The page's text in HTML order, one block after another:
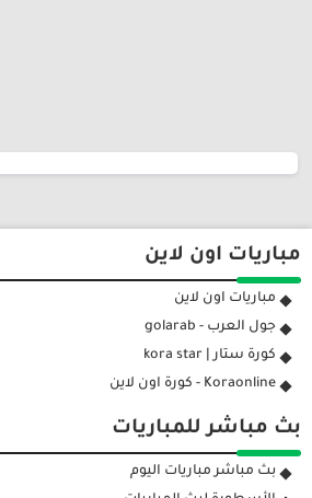
مباريات اون لاين
مباريات اون لاين
جول العرب - golarab
كورة ستار | kora star
Koraonline - كورة اون لاين
بث مباشر للمباريات
بث مباشر مباريات اليوم